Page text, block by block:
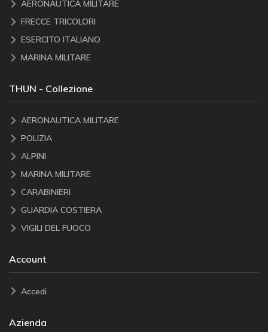
AERONAUTICA MILITARE
FRECCE TRICOLORI
ESERCITO ITALIANO
MARINA MILITARE
THUN - Collezione
AERONAUTICA MILITARE
POLIZIA
ALPINI
MARINA MILITARE
CARABINIERI
GUARDIA COSTIERA
VIGILI DEL FUOCO
Account
Accedi
Azienda